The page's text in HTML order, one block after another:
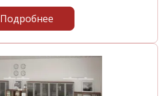
Подробнее